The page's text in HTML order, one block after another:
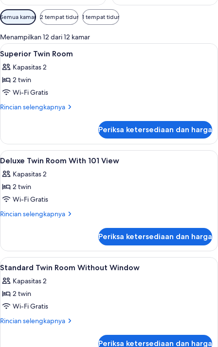
Filter
tersedia
untuk
kamar
Semua kamar 2 tempat tidur 1 tempat tidur
Menampilkan 12 dari 12 kamar
Lihat
semua
foto
untuk
Superior
Twin
Brankas, meja kerja, ruang kerja
3
Superior Twin Room
Kapasitas 2
2 twin
Wi-Fi Gratis
Rincian selengkapnya
Rincian
Superior
Twin
Room
Periksa ketersediaan dan harga
Lihat
semua
foto
untuk
Deluxe
Twin
101
View
Brankas, meja kerja, ruang kerja
8
Deluxe Twin Room With 101 View
Kapasitas 2
2 twin
Wi-Fi Gratis
Rincian selengkapnya
Rincian
Deluxe
Twin
Room
101
View
Periksa ketersediaan dan harga
Lihat
semua
foto
untuk
Standard
Twin
Brankas, meja kerja, ruang kerja
5
Standard Twin Room Without Window
Kapasitas 2
2 twin
Wi-Fi Gratis
Rincian selengkapnya
Rincian
Periksa ketersediaan dan harga